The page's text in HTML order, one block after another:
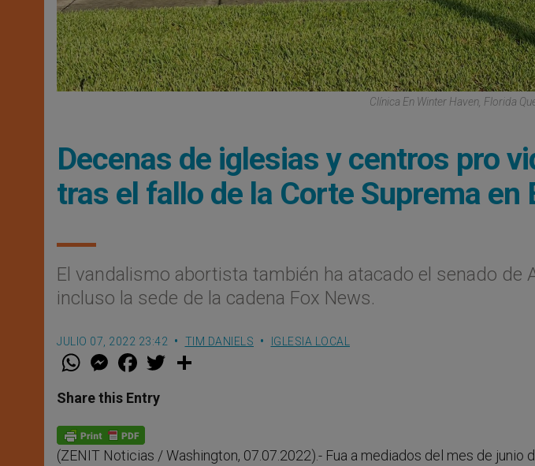
Clínica En Winter Haven, Florida
Decenas de iglesias y centros pro
tras el fallo de la Corte Suprema en
El vandalismo abortista también ha atacado el senado de
incluso la sede de la cadena Fox News.
JULIO 07, 2022 23:42 TIM DANIELS IGLESIA LOCAL
W
t
s
p
p
M
e
s
e
g
e
r
F
a
e
b
o
k
w
Share this Entry
(ZENIT Noticias / Washington, 07.07.2022).- Fua a mediados del mes de junio